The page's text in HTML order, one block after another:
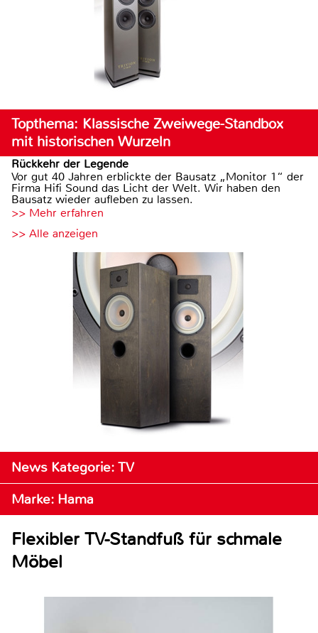
Topthema: Klassische Zweiwege-Standbox
mit historischen Wurzeln
Rückkehr der Legende
Vor gut 40 Jahren erblickte der Bausatz „Monitor 1“ der
Firma Hifi Sound das Licht der Welt. Wir haben den
Bausatz wieder aufleben zu lassen.
>> Mehr erfahren
>> Alle anzeigen
News Kategorie: TV
Marke: Hama
Flexibler TV-Standfuß für schmale
Möbel